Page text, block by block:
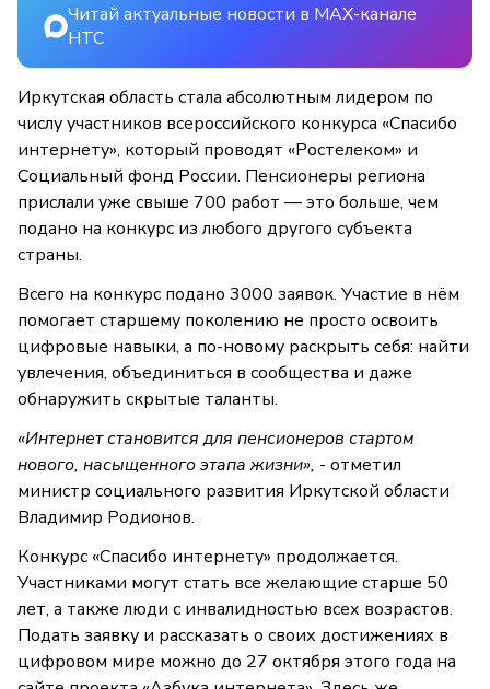
Читай актуальные новости в MAX-канале
НТС
Иркутская область стала абсолютным лидером по
числу участников всероссийского конкурса «Спасибо
интернету», который проводят «Ростелеком» и
Социальный фонд России. Пенсионеры региона
прислали уже свыше 700 работ — это больше, чем
подано на конкурс из любого другого субъекта
страны.
Всего на конкурс подано 3000 заявок. Участие в нём
помогает старшему поколению не просто освоить
цифровые навыки, а по-новому раскрыть себя: найти
увлечения, объединиться в сообщества и даже
обнаружить скрытые таланты.
«Интернет становится для пенсионеров стартом
нового, насыщенного этапа жизни», - отметил
министр социального развития Иркутской области
Владимир Родионов.
Конкурс «Спасибо интернету» продолжается.
Участниками могут стать все желающие старше 50
лет, а также люди с инвалидностью всех возрастов.
Подать заявку и рассказать о своих достижениях в
цифровом мире можно до 27 октября этого года на